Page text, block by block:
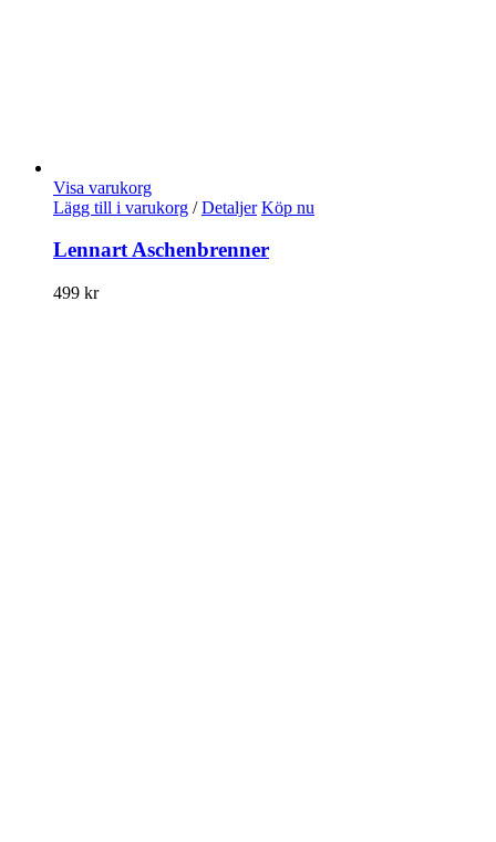
Visa varukorg
Lägg till i varukorg / Detaljer Köp nu
Lennart Aschenbrenner
499 kr